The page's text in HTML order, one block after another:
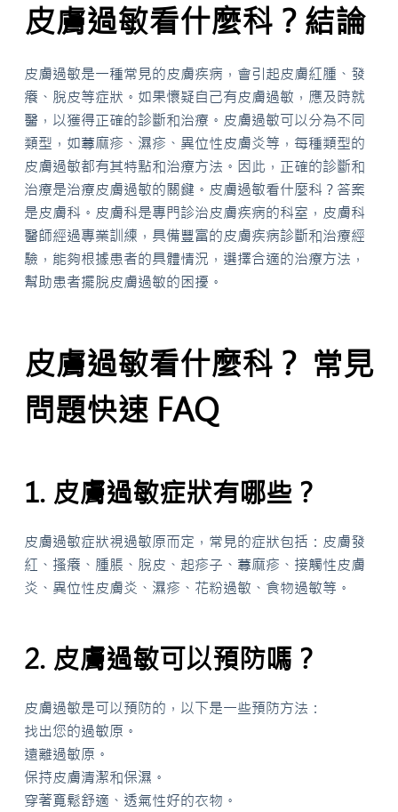
皮膚過敏看什麼科？結論
皮膚過敏是一種常見的皮膚疾病，會引起皮膚紅腫、發
癢、脫皮等症狀。如果懷疑自己有皮膚過敏，應及時就
醫，以獲得正確的診斷和治療。皮膚過敏可以分為不同
類型，如蕁麻疹、濕疹、異位性皮膚炎等，每種類型的
皮膚過敏都有其特點和治療方法。因此，正確的診斷和
治療是治療皮膚過敏的關鍵。皮膚過敏看什麼科？答案
是皮膚科。皮膚科是專門診治皮膚疾病的科室，皮膚科
醫師經過專業訓練，具備豐富的皮膚疾病診斷和治療經
驗，能夠根據患者的具體情況，選擇合適的治療方法，
幫助患者擺脫皮膚過敏的困擾。
皮膚過敏看什麼科？ 常見
問題快速 FAQ
1. 皮膚過敏症狀有哪些？
皮膚過敏症狀視過敏原而定，常見的症狀包括：皮膚發
紅、搔癢、腫脹、脫皮、起疹子、蕁麻疹、接觸性皮膚
炎、異位性皮膚炎、濕疹、花粉過敏、食物過敏等。
2. 皮膚過敏可以預防嗎？
皮膚過敏是可以預防的，以下是一些預防方法：
找出您的過敏原。
遠離過敏原。
保持皮膚清潔和保濕。
穿著寬鬆舒適、透氣性好的衣物。